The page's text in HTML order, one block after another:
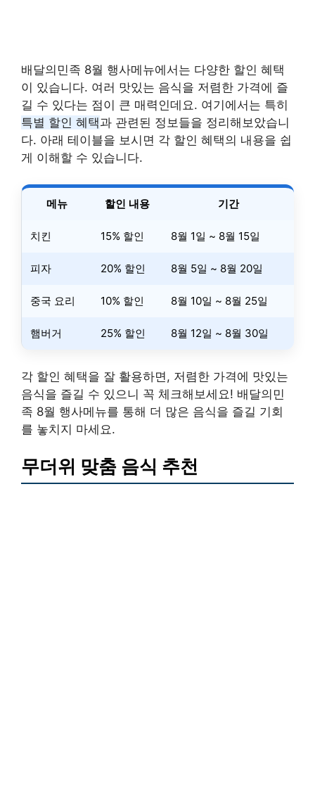
배달의민족 8월 행사메뉴에서는 다양한 할인 혜택
이 있습니다. 여러 맛있는 음식을 저렴한 가격에 즐
길 수 있다는 점이 큰 매력인데요. 여기에서는 특히
특별 할인 혜택과 관련된 정보들을 정리해보았습니
다. 아래 테이블을 보시면 각 할인 혜택의 내용을 쉽
게 이해할 수 있습니다.
메뉴 할인 내용 기간
치킨 15% 할인 8월 1일 ~ 8월 15일
피자 20% 할인 8월 5일 ~ 8월 20일
중국 요리 10% 할인 8월 10일 ~ 8월 25일
햄버거 25% 할인 8월 12일 ~ 8월 30일
각 할인 혜택을 잘 활용하면, 저렴한 가격에 맛있는
음식을 즐길 수 있으니 꼭 체크해보세요! 배달의민
족 8월 행사메뉴를 통해 더 많은 음식을 즐길 기회
를 놓치지 마세요.
무더위 맞춤 음식 추천